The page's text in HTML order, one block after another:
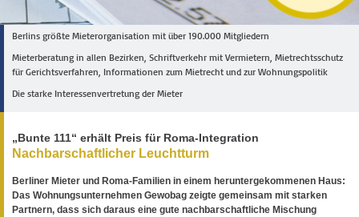
Berlins größte Mieterorganisation mit über 190.000 Mitgliedern
Mieterberatung in allen Bezirken, Schriftverkehr mit Vermietern, Mietrechtsschutz
für Gerichtsverfahren, Informationen zum Mietrecht und zur Wohnungspolitik
Die starke Interessenvertretung der Mieter
„Bunte 111“ erhält Preis für Roma-Integration
Nachbarschaftlicher Leuchtturm
Berliner Mieter und Roma-Familien in einem heruntergekommenen Haus:
Das Wohnungsunternehmen Gewobag zeigte gemeinsam mit starken
Partnern, dass sich daraus eine gute nachbarschaftliche Mischung